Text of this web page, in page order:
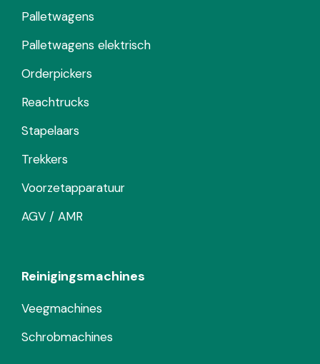
Palletwagens
Palletwagens elektrisch
Orderpickers
Reachtrucks
Stapelaars
Trekkers
Voorzetapparatuur
AGV / AMR
Reinigingsmachines
Veegmachines
Schrobmachines